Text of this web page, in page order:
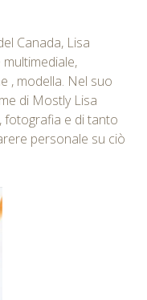
Canada, Lisa
, modella. Nel suo
di Mostly Lisa
fotografia e di tanto
personale su ciò